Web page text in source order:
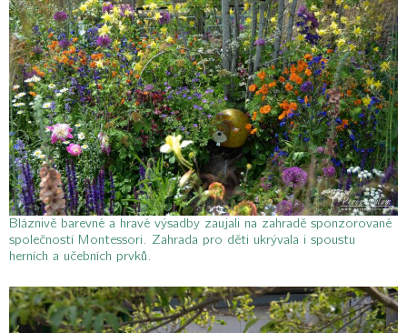
Bláznivě barevné a hravé výsadby zaujali na zahradě sponzorované
společností Montessori. Zahrada pro děti ukrývala i spoustu
herních a učebních prvků.